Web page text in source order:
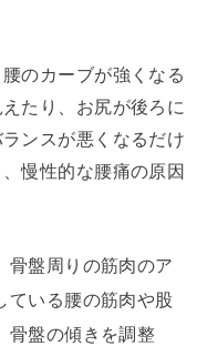
のカーブが強くなる
たり、お尻が後ろに
ンスが悪くなるだけ
慢性的な腰痛の原因
骨盤周りの筋肉のア
ている腰の筋肉や股
骨盤の傾きを調整